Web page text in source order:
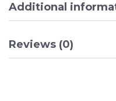
Additional
Reviews (0)